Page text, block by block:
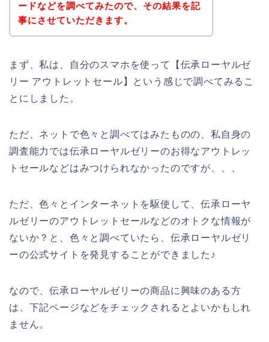
ードなどを調べてみたので、その結果を記
事にさせていただきます。
まず、私は、自分のスマホを使って【伝承ローヤルゼ
リー アウトレットセール】という感じで調べてみるこ
とにしました。
ただ、ネットで色々と調べてはみたものの、私自身の
調査能力では伝承ローヤルゼリーのお得なアウトレッ
トセールなどはみつけられなかったのですが、、、
ただ、色々とインターネットを駆使して、伝承ローヤ
ルゼリーのアウトレットセールなどのオトクな情報が
ないか？と、色々と調べていたら、伝承ローヤルゼリ
ーの公式サイトを発見することができました♪
なので、伝承ローヤルゼリーの商品に興味のある方
は、下記ページなどをチェックされるとよいかもしれ
ません。